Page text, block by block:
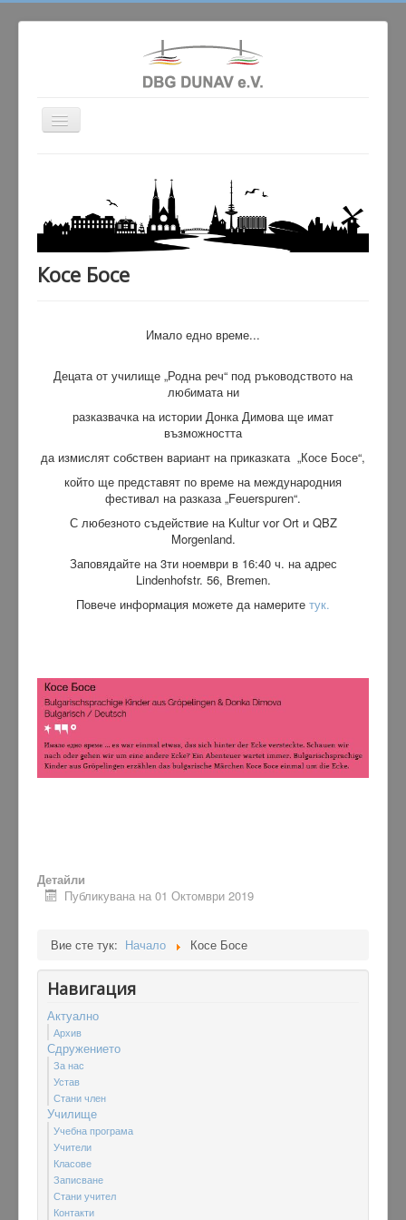
Превключи
навигация
Сдружението
Училище
Народни танци
Гaлерия
Косе Босе
Имало едно време...
Децата от училище „Родна реч“ под ръководството на
любимата ни
разказвачка на истории Донка Димова ще имат
възможността
да измислят собствен вариант на приказката „Косе Босе“,
който ще представят по време на международния
фестивал на разказа „Feuerspuren“.
С любезното съдействие на Kultur vor Ort и QBZ
Morgenland.
Заповядайте на 3ти ноември в 16:40 ч. на адрес
Lindenhofstr. 56, Bremen.
Повече информация можете да намерите тук.
Детайли
Публикувана на 01 Октомври 2019
Вие сте тук: Начало Косе Босе
Навигация
Актуално
Архив
Сдружението
За нас
Устав
Стани член
Училище
Учебна програма
Учители
Класове
Записване
Стани учител
Контакти